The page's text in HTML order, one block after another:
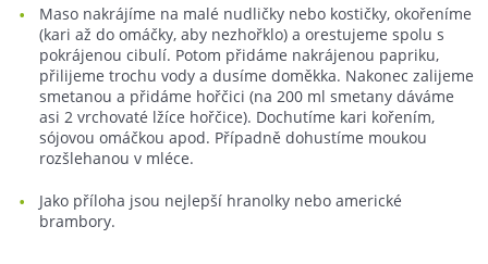
Maso nakrájíme na malé nudličky nebo kostičky, okořeníme
(kari až do omáčky, aby nezhořklo) a orestujeme spolu s
pokrájenou cibulí. Potom přidáme nakrájenou papriku,
přilijeme trochu vody a dusíme doměkka. Nakonec zalijeme
smetanou a přidáme hořčici (na 200 ml smetany dáváme
asi 2 vrchovaté lžíce hořčice). Dochutíme kari kořením,
sójovou omáčkou apod. Případně dohustíme moukou
rozšlehanou v mléce.
Jako příloha jsou nejlepší hranolky nebo americké
brambory.